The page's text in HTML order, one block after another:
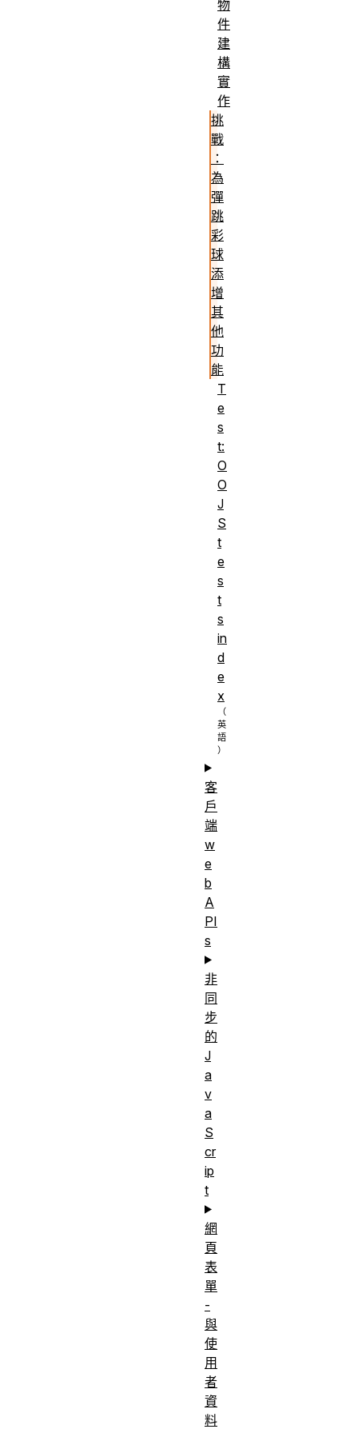
物
件
建
構
實
作
挑
戰
：
為
彈
跳
彩
球
添
增
其
他
功
能
T
e
s
t:
O
O
J
S
t
e
s
t
s
in
d
e
x
客
戶
端
w
e
b
A
PI
s
非
同
步
的
J
a
v
a
S
cr
ip
t
網
頁
表
單
-
與
使
用
者
資
料